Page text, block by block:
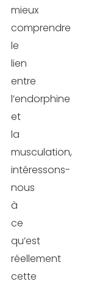
corps
La
diminution
du
La
réduction
des
Un
regain
d’énergie
mieux
comprendre
le
lien
entre
l’endorphine
et
la
musculation,
intéressons-
nous
à
ce
qu’est
réellement
cette